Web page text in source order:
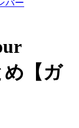
バー
め【ガ